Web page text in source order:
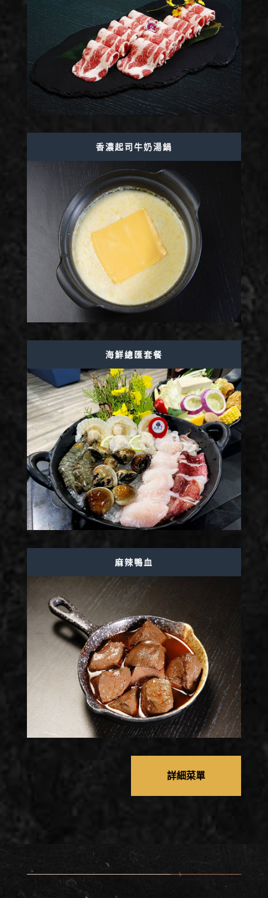
香濃起司牛奶湯鍋
海鮮總匯套餐
麻辣鴨血
詳細菜單